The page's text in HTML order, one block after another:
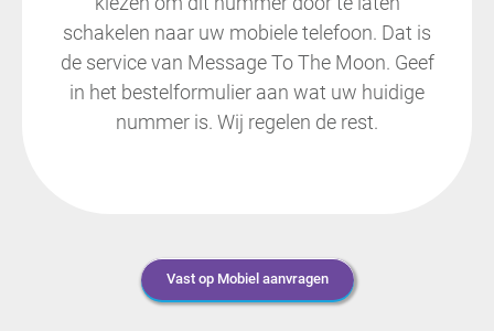
schakelen naar uw mobiele telefoon. Dat is
de service van Message To The Moon. Geef
in het bestelformulier aan wat uw huidige
nummer is. Wij regelen de rest.
Vast op Mobiel aanvragen